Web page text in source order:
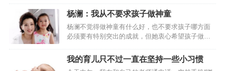
像蜜蜂或蚂蚁那样。因为一个由没有个人独特性和个人目标的标准化的
个人…
说，能在3~10岁这个阶段内完成分床就可以了。 如
何很好的过度让孩子分床睡？ 有的孩子就是性格比
较独立一点，适应性强，4岁分床就很顺利，1周就
搞定； 而有的孩子就是喜欢粘着父母，8岁了还不肯
分床。这都是正常的，没必要为了分床让孩子整天
哭哭啼啼，跟生死离别似的。给孩子点时间，慢慢
杨澜：我从不要求孩子做神童
杨澜不觉得做神童有什么好，也不要求孩子哪方面
必须要有特别突出的成就，但她衷心希望孩子做一
体力行，努力培养孩子具有几种习惯和品性：爱好
运动、慈悲为怀、善于表达和富有幽默感。 ● 不
我的育儿只不过一直在坚持一些小习惯